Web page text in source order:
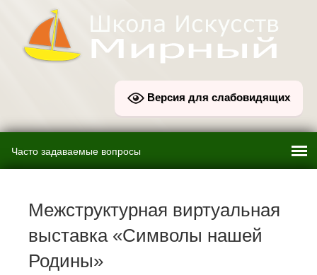
Версия для слабовидящих
Межструктурная виртуальная
выставка «Символы нашей
Родины»